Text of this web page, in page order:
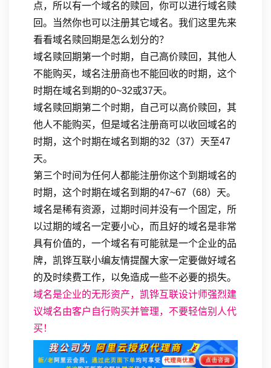
点，所以有一个域名的赎回，你可以进行域名赎
回。当然你也可以注册其它域名。我们这里先来
看看域名赎回期是怎么划分的？
域名赎回期第一个时期，自己高价赎回，其他人
不能购买，域名注册商也不能回收的时期，这个
时期在域名到期的0~32或37天。
域名赎回期第二个时期，自己可以高价赎回，其
他人不能购买，但是域名注册商可以收回域名的
时期，这个时期在域名到期的32（37）天至47
天。
第三个时间为任何人都能注册你这个到期域名的
时期，这个时期在域名到期的47~67（68）天。
域名是稀有资源，过期时间并没有一个固定，所
以过期的域名一定要小心，而且好的域名是非常
具有价值的，一个域名有可能就是一个企业的品
牌，凯铧互联小编友情提醒大家一定要做好域名
的及时续费工作，以免造成一些不必要的损失。
域名是企业的无形资产，凯铧互联设计师强烈建
议域名由客户自行购买并管理，不要轻信别人代
买！